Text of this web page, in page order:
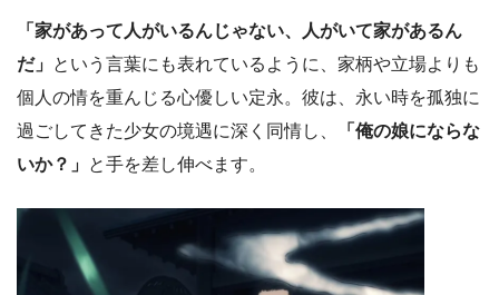
「家があって人がいるんじゃない、人がいて家があるん
だ」 という言葉にも表れているように、家柄や立場よりも
個人の情を重んじる心優しい定永。彼は、永い時を孤独に
過ごしてきた少女の境遇に深く同情し、
「俺の娘にならな
いか？」 と手を差し伸べます。